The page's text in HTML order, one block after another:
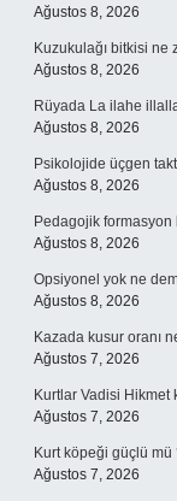
Ağustos 8, 2026
Kuzukulağı bitkisi ne
Ağustos 8, 2026
Rüyada La ilahe
Ağustos 8, 2026
Psikolojide üçgen
Ağustos 8, 2026
Pedagojik
Ağustos 8, 2026
Opsiyonel yok ne
Ağustos 8, 2026
Kazada kusur oranı
Ağustos 7, 2026
Kurtlar Vadisi Hikmet
Ağustos 7, 2026
Kurt köpeği güçlü mü
Ağustos 7, 2026